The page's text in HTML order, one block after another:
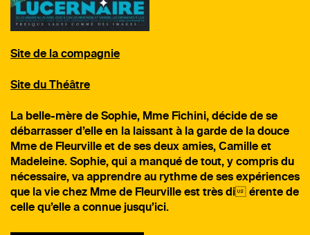
Site de la compagnie
Site du Théâtre
La belle-mère de Sophie, Mme Fichini, décide de se
débarrasser d’elle en la laissant à la garde de la douce
Mme de Fleurville et de ses deux amies, Camille et
Madeleine. Sophie, qui a manqué de tout, y compris du
nécessaire, va apprendre au rythme de ses expériences
que la vie chez Mme de Fleurville est très di érente de
celle qu’elle a connue jusqu’ici.